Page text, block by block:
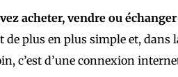
acheter, vendre ou
de plus en plus simple et,
c’est d’une connexion